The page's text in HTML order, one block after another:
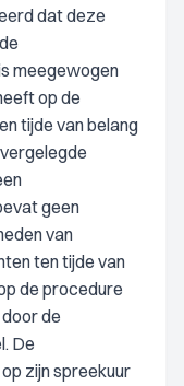
dat deze
meegewogen
op de
tijde van belang
geen
van
ten tijde van
de procedure
de
De
zijn spreekuur